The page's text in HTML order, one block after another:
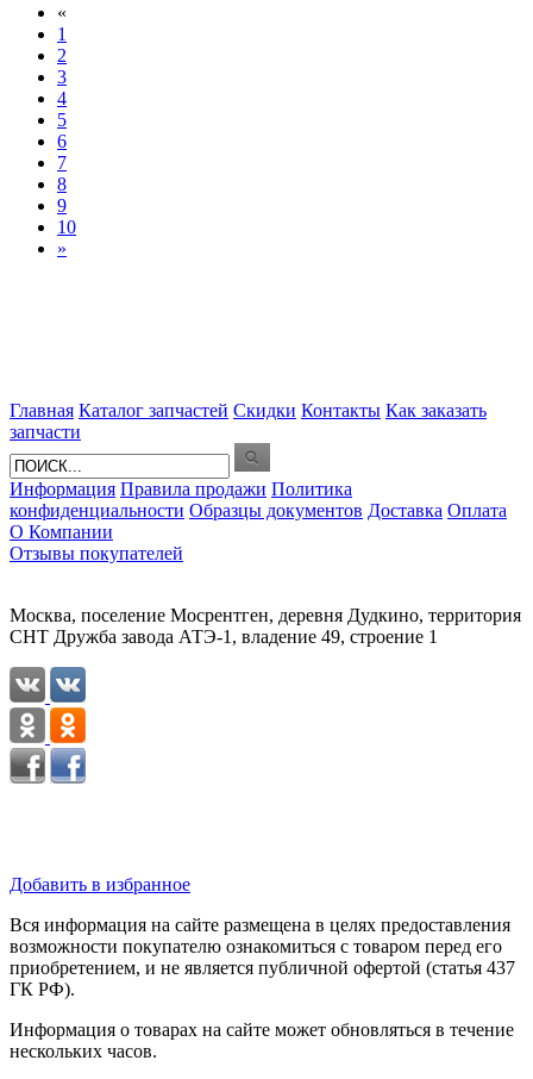
«
1
2
3
4
5
6
7
8
9
10
»
Главная Каталог запчастей Скидки Контакты Как заказать
запчасти
Информация Правила продажи Политика
конфиденциальности Образцы документов Доставка Оплата
О Компании
Отзывы покупателей
Москва, поселение Мосрентген, деревня Дудкино, территория
СНТ Дружба завода АТЭ-1, владение 49, строение 1
Добавить в избранное
Вся информация на сайте размещена в целях предоставления
возможности покупателю ознакомиться с товаром перед его
приобретением, и не является публичной офертой (статья 437
ГК РФ).
Информация о товарах на сайте может обновляться в течение
нескольких часов.